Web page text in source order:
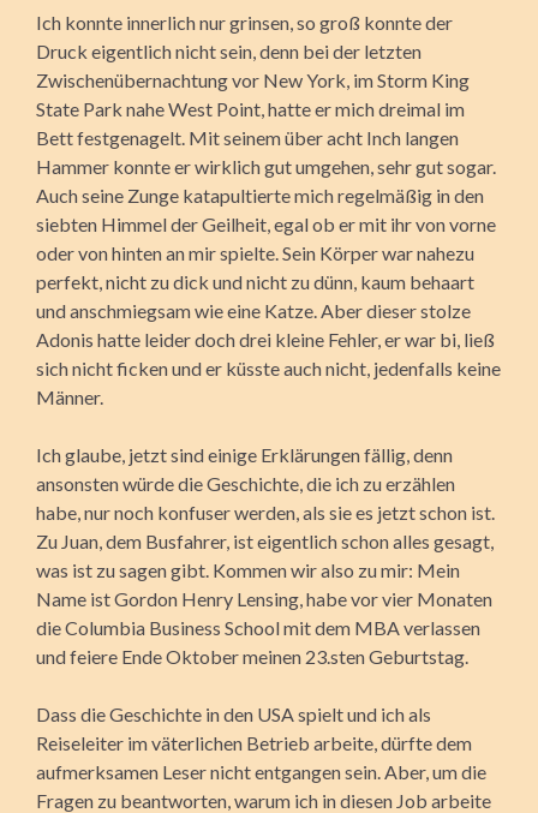
Ich konnte innerlich nur grinsen, so groß konnte der
Druck eigentlich nicht sein, denn bei der letzten
Zwischenübernachtung vor New York, im Storm King
State Park nahe West Point, hatte er mich dreimal im
Bett festgenagelt. Mit seinem über acht Inch langen
Hammer konnte er wirklich gut umgehen, sehr gut sogar.
Auch seine Zunge katapultierte mich regelmäßig in den
siebten Himmel der Geilheit, egal ob er mit ihr von vorne
oder von hinten an mir spielte. Sein Körper war nahezu
perfekt, nicht zu dick und nicht zu dünn, kaum behaart
und anschmiegsam wie eine Katze. Aber dieser stolze
Adonis hatte leider doch drei kleine Fehler, er war bi, ließ
sich nicht ficken und er küsste auch nicht, jedenfalls keine
Männer.
Ich glaube, jetzt sind einige Erklärungen fällig, denn
ansonsten würde die Geschichte, die ich zu erzählen
habe, nur noch konfuser werden, als sie es jetzt schon ist.
Zu Juan, dem Busfahrer, ist eigentlich schon alles gesagt,
was ist zu sagen gibt. Kommen wir also zu mir: Mein
Name ist Gordon Henry Lensing, habe vor vier Monaten
die Columbia Business School mit dem MBA verlassen
und feiere Ende Oktober meinen 23.sten Geburtstag.
Dass die Geschichte in den USA spielt und ich als
Reiseleiter im väterlichen Betrieb arbeite, dürfte dem
aufmerksamen Leser nicht entgangen sein. Aber, um die
Fragen zu beantworten, warum ich in diesen Job arbeite